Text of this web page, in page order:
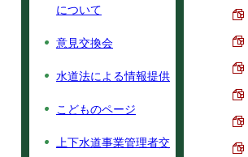
について
意見交換会
水道法による情報提供
こどものページ
上下水道事業管理者交